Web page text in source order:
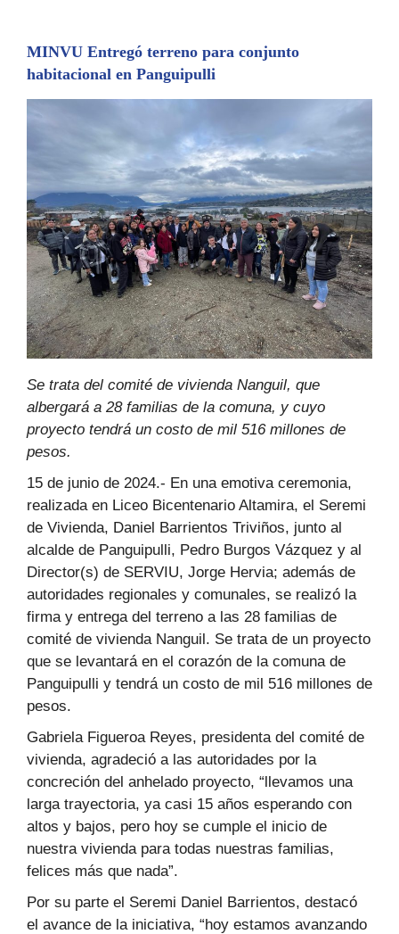
MINVU Entregó terreno para conjunto
habitacional en Panguipulli
Se trata del comité de vivienda Nanguil, que
albergará a 28 familias de la comuna, y cuyo
proyecto tendrá un costo de mil 516 millones de
pesos.
15 de junio de 2024.- En una emotiva ceremonia,
realizada en Liceo Bicentenario Altamira, el Seremi
de Vivienda, Daniel Barrientos Triviños, junto al
alcalde de Panguipulli, Pedro Burgos Vázquez y al
Director(s) de SERVIU, Jorge Hervia; además de
autoridades regionales y comunales, se realizó la
firma y entrega del terreno a las 28 familias de
comité de vivienda Nanguil. Se trata de un proyecto
que se levantará en el corazón de la comuna de
Panguipulli y tendrá un costo de mil 516 millones de
pesos.
Gabriela Figueroa Reyes, presidenta del comité de
vivienda, agradeció a las autoridades por la
concreción del anhelado proyecto, “llevamos una
larga trayectoria, ya casi 15 años esperando con
altos y bajos, pero hoy se cumple el inicio de
nuestra vivienda para todas nuestras familias,
felices más que nada”.
Por su parte el Seremi Daniel Barrientos, destacó
el avance de la iniciativa, “hoy estamos avanzando